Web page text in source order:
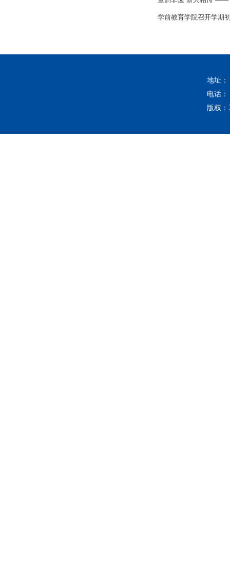
学前教育学院召开学期
地址
电话：
版权